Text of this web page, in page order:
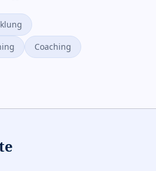
Coaching